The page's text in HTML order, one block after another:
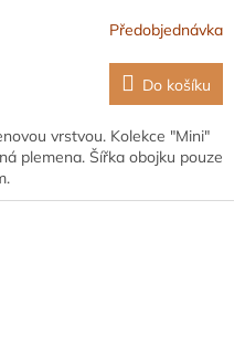
Předobjednávka
Do košíku
vrstvou. Kolekce "Mini"
plemena. Šířka obojku pouze